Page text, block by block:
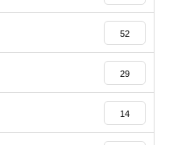
52
29
14